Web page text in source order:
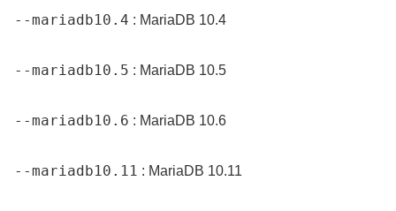
--mariadb10.4 : MariaDB 10.4
--mariadb10.5 : MariaDB 10.5
--mariadb10.6 : MariaDB 10.6
--mariadb10.11 : MariaDB 10.11